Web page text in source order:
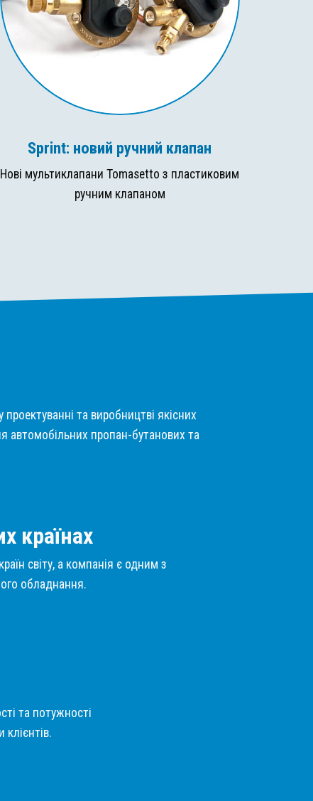
Sprint: новий ручний клапан
Нові мультиклапани Tomasetto з пластиковим
ручним клапаном
проектуванні та виробництві якісних
автомобільних пропан-бутанових та
країнах
світу, а компанія є одним з
обладнання.
та потужності